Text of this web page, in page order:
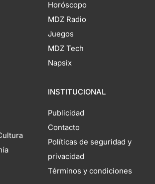
Horóscopo
MDZ Radio
Juegos
MDZ Tech
Napsix
INSTITUCIONAL
Publicidad
Contacto
Políticas de seguridad y
privacidad
Términos y condiciones